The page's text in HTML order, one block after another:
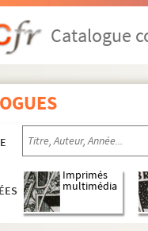
Catalogue
Imprimés
multimédia